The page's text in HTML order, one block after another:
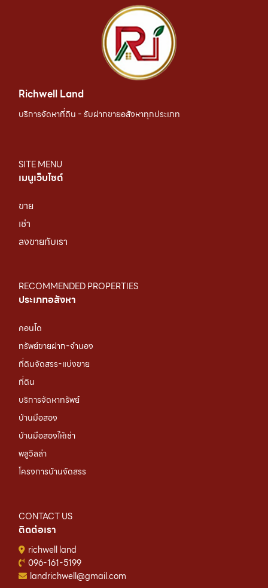
Richwell Land
บริการจัดหาที่ดิน - รับฝากขายอสังหาทุกประเภท
SITE MENU
เมนูเว็บไซต์
ขาย
เช่า
ลงขายกับเรา
RECOMMENDED PROPERTIES
ประเภทอสังหา
คอนโด
ทรัพย์ขายฝาก-จำนอง
ที่ดินจัดสรร-แบ่งขาย
ที่ดิน
บริการจัดหาทรัพย์
บ้านมือสอง
บ้านมือสองให้เช่า
พลูวิลล่า
โครงการบ้านจัดสรร
CONTACT US
ติดต่อเรา
richwell land
096-161-5199
landrichwell@gmail.com